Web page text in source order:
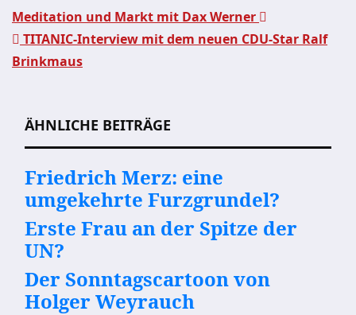
Beitragsnavigation
Meditation und Markt mit Dax Werner
TITANIC-Interview mit dem neuen CDU-Star Ralf
Brinkmaus
ÄHNLICHE BEITRÄGE
Friedrich Merz: eine
umgekehrte Furzgrundel?
Erste Frau an der Spitze der
UN?
Der Sonntagscartoon von
Holger Weyrauch